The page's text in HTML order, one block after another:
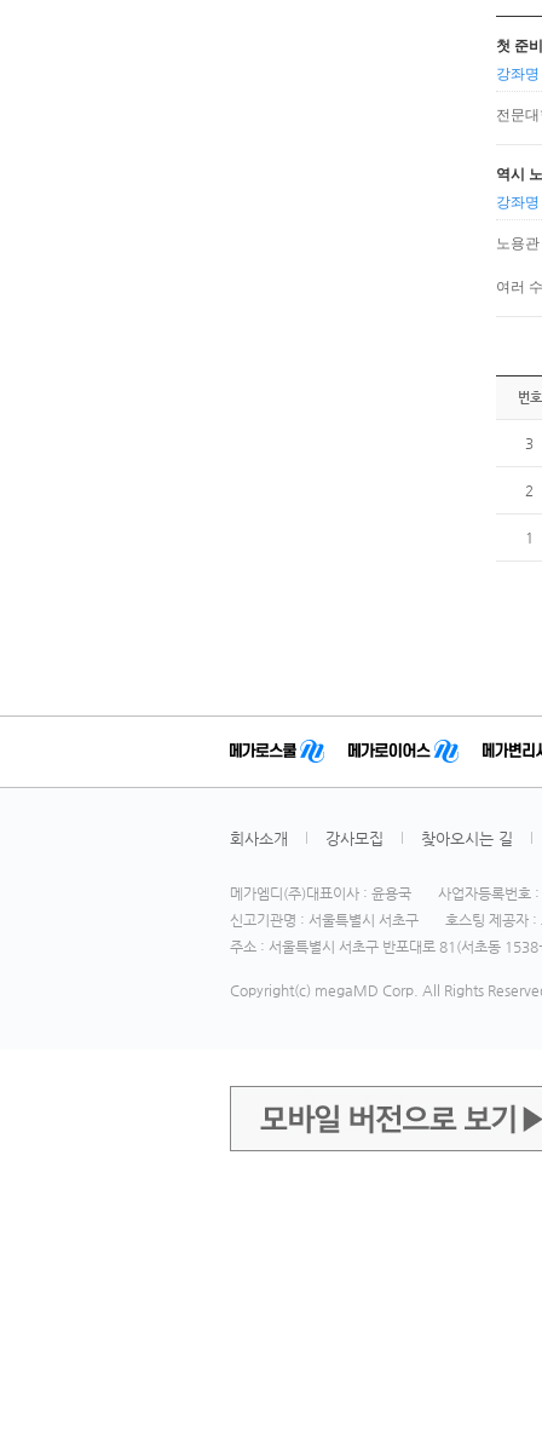
첫 준
강좌
전문
역시
강좌
노용
여러
번호
3
2
1
회사소개 강사모집 찾아오시는 길
메가엠디(주)대표이사 : 윤용국
사업자등록번
신고기관명 : 서울특별시 서초구
호스팅 제공자 :
주소 : 서울특별시 서초구 반포대로 81(서초동
Copyright(c) megaMD Corp. All Rights